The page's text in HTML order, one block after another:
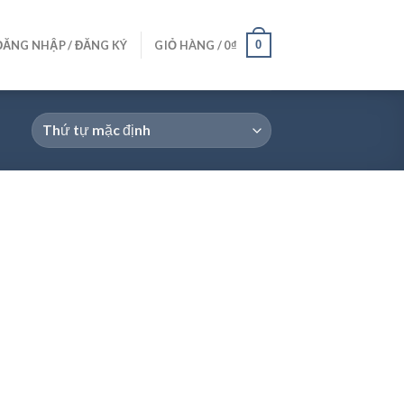
NHẬP / ĐĂNG KÝ GIỎ HÀNG /0₫ 0